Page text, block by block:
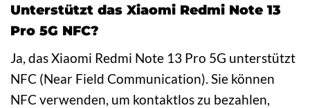
Unterstützt das Xiaomi Redmi Note 13
Pro 5G NFC?
Ja, das Xiaomi Redmi Note 13 Pro 5G unterstützt
NFC (Near Field Communication). Sie können
NFC verwenden, um kontaktlos zu bezahlen,